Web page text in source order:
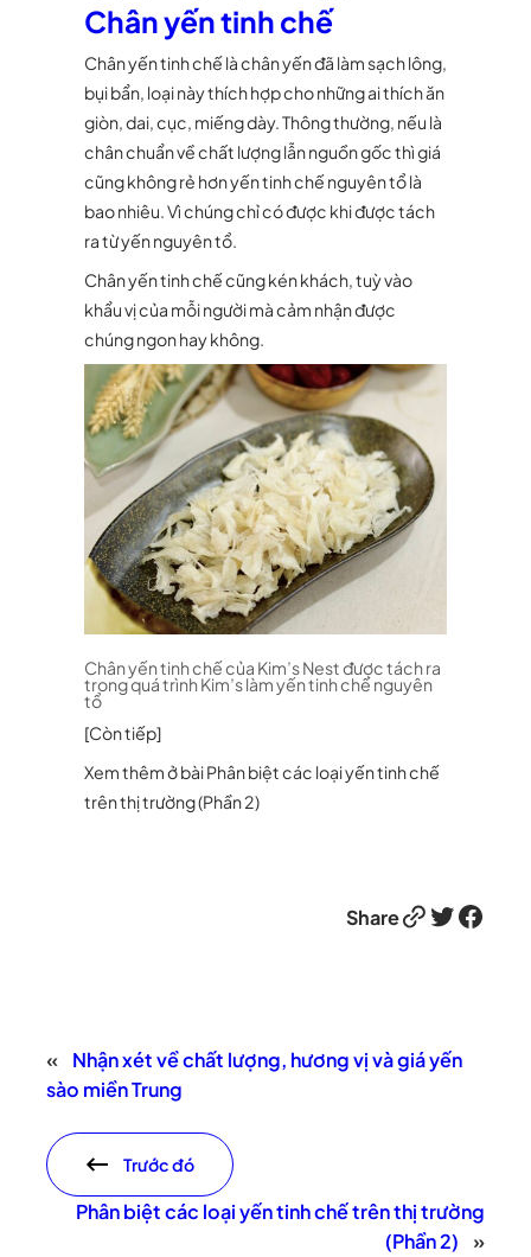
Chân yến tinh chế
Chân yến tinh chế là chân yến đã làm sạch lông,
bụi bẩn, loại này thích hợp cho những ai thích ăn
giòn, dai, cục, miếng dày. Thông thường, nếu là
chân chuẩn về chất lượng lẫn nguồn gốc thì giá
cũng không rẻ hơn yến tinh chế nguyên tổ là
bao nhiêu. Vì chúng chỉ có được khi được tách
ra từ yến nguyên tổ.
Chân yến tinh chế cũng kén khách, tuỳ vào
khẩu vị của mỗi người mà cảm nhận được
chúng ngon hay không.
Chân yến tinh chế của Kim’s Nest được tách ra
trong quá trình Kim’s làm yến tinh chế nguyên
tổ
[Còn tiếp]
Xem thêm ở bài Phân biệt các loại yến tinh chế
trên thị trường (Phần 2)
ShareLink Twitter Facebook
«
Nhận xét về chất lượng, hương vị và giá yến
sào miền Trung
Trước đó
Phân biệt các loại yến tinh chế trên thị trường
(Phần 2)
»